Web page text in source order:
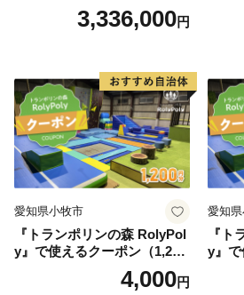
3,336,000円
愛知県小牧市
『トランポリンの森 RolyPol
y』で使えるクーポン（1,200
4,000円
愛知
『ト
y』で